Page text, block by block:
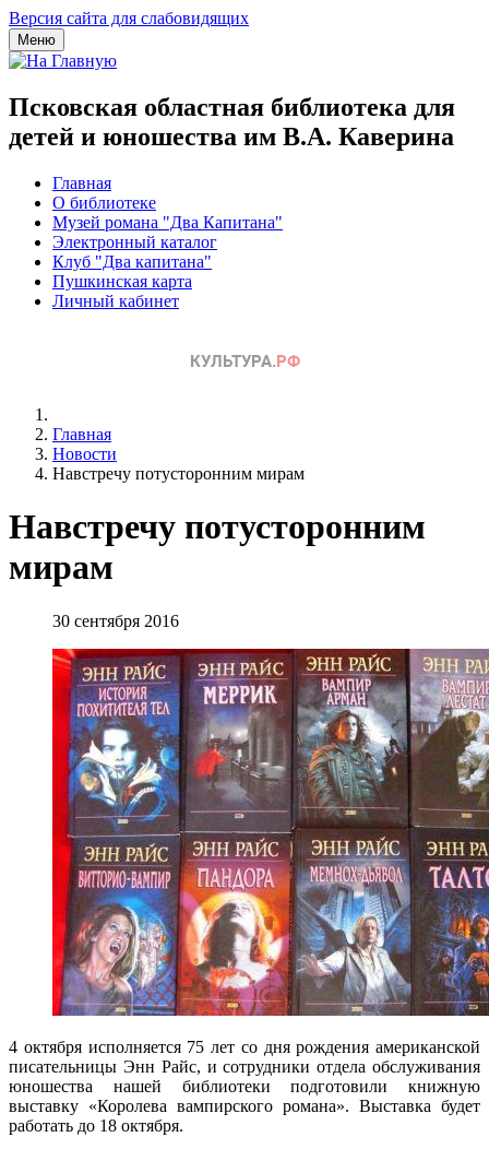
Версия сайта для слабовидящих
Меню
Псковская областная библиотека для
детей и юношества им В.А. Каверина
Главная
О библиотеке
Музей романа "Два Капитана"
Электронный каталог
Клуб "Два капитана"
Пушкинская карта
Личный кабинет
Главная
Новости
Навстречу потусторонним мирам
Навстречу потусторонним
мирам
30 сентября 2016
4 октября исполняется 75 лет со дня рождения американской
писательницы Энн Райс, и сотрудники отдела обслуживания
юношества нашей библиотеки подготовили книжную
выставку «Королева вампирского романа». Выставка будет
работать до 18 октября.